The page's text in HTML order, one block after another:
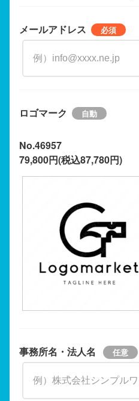
メールアドレス
ロゴマーク
No.46957
79,800円(税込87,780円)
事務所名・法人名